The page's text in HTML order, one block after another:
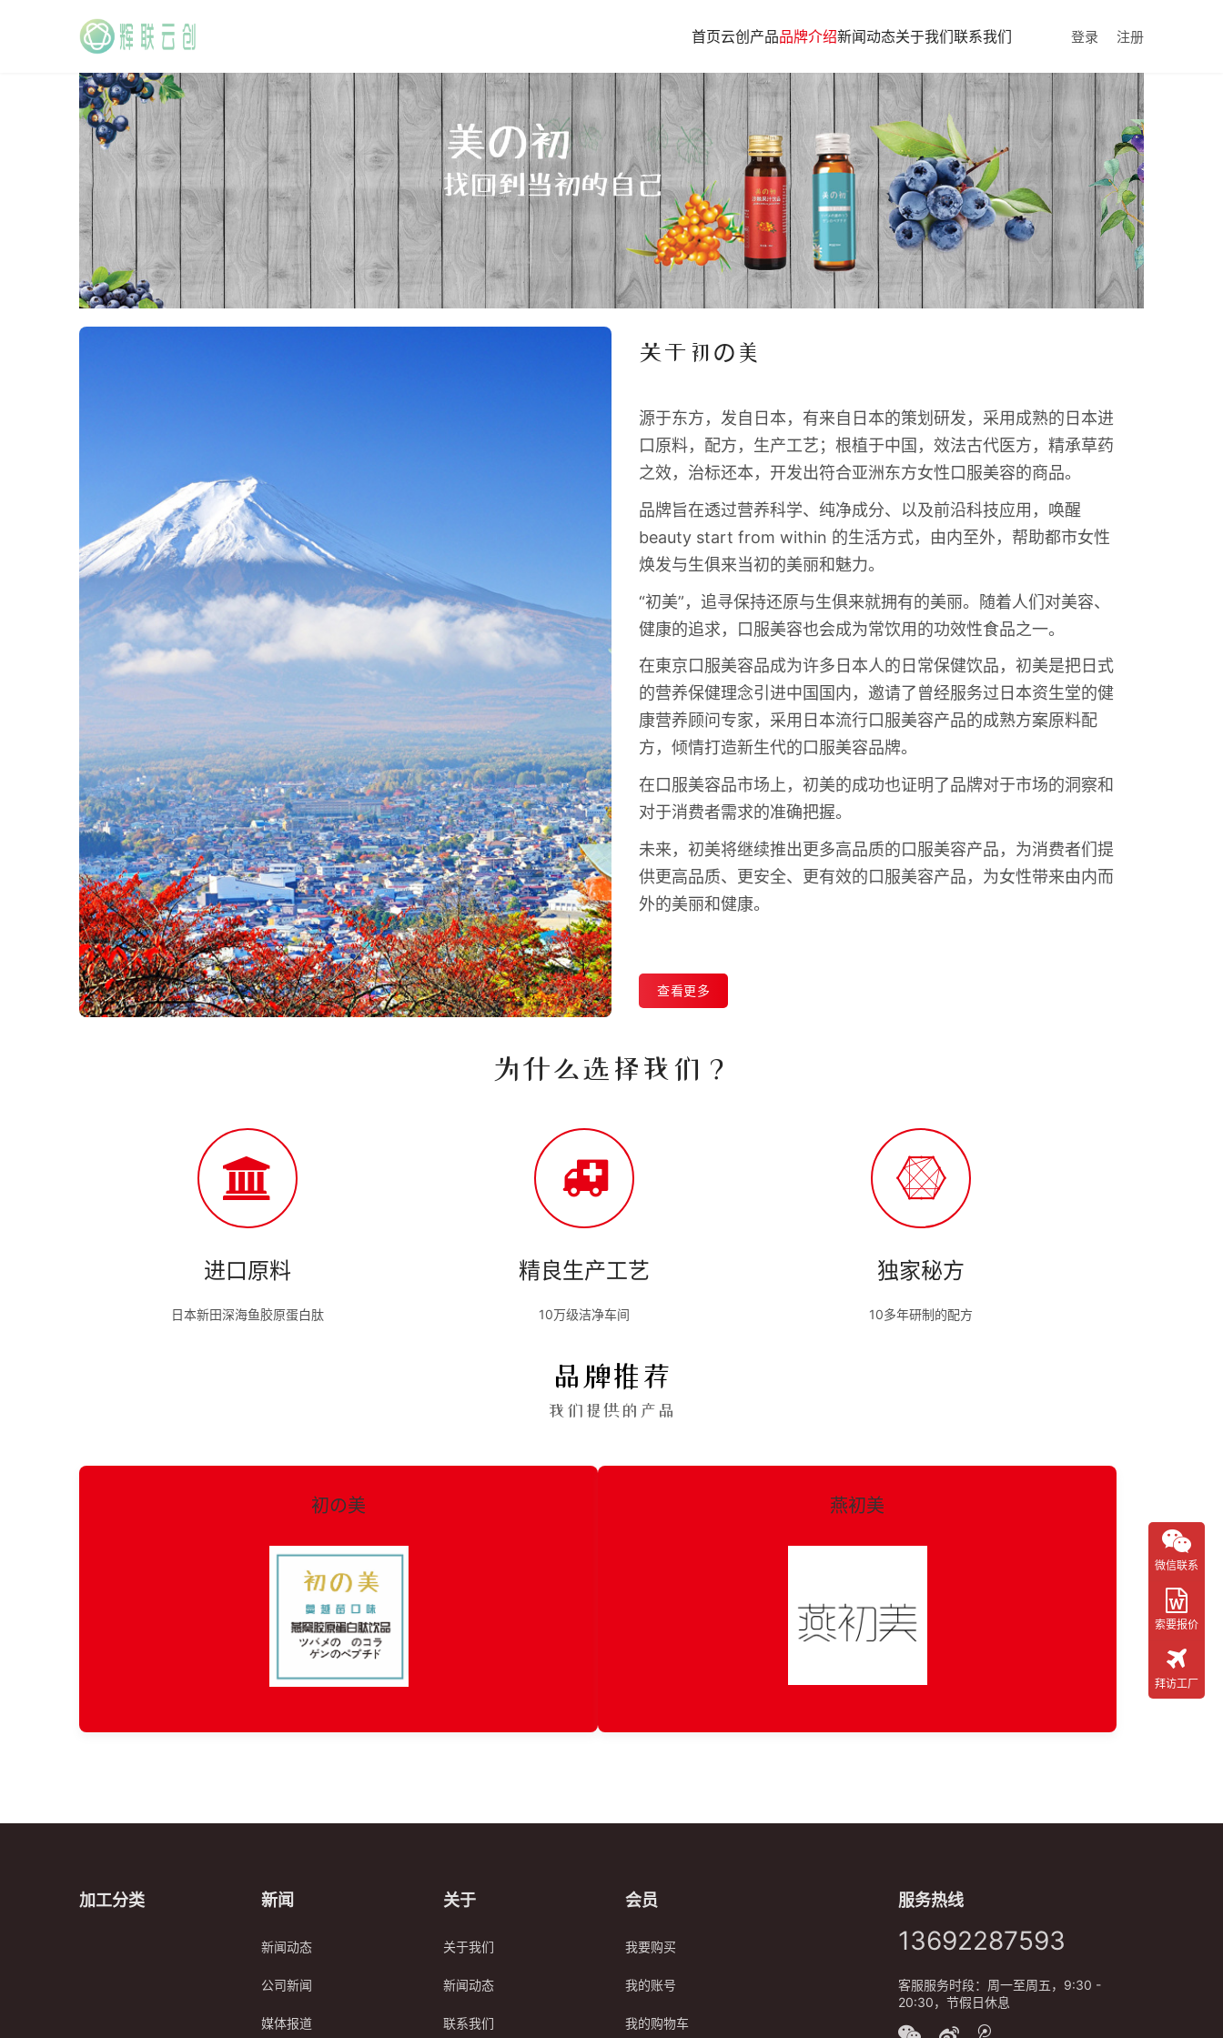
首页云创产品品牌介绍新闻动态关于我们联系我们 登录 注册
关于初の美
源于东方，发自日本，有来自日本的策划研发，采用成熟的日本进
口原料，配方，生产工艺；根植于中国，效法古代医方，精承草药
之效，治标还本，开发出符合亚洲东方女性口服美容的商品。
品牌旨在透过营养科学、纯净成分、以及前沿科技应用，唤醒
beauty start from within 的生活方式，由内至外，帮助都市女性
焕发与生俱来当初的美丽和魅力。
“初美”，追寻保持还原与生俱来就拥有的美丽。随着人们对美容、
健康的追求，口服美容也会成为常饮用的功效性食品之一。
在東京口服美容品成为许多日本人的日常保健饮品，初美是把日式
的营养保健理念引进中国国内，邀请了曾经服务过日本资生堂的健
康营养顾问专家，采用日本流行口服美容产品的成熟方案原料配
方，倾情打造新生代的口服美容品牌。
在口服美容品市场上，初美的成功也证明了品牌对于市场的洞察和
对于消费者需求的准确把握。
未来，初美将继续推出更多高品质的口服美容产品，为消费者们提
供更高品质、更安全、更有效的口服美容产品，为女性带来由内而
外的美丽和健康。
查看更多
为什么选择我们？
进口原料
日本新田深海鱼胶原蛋白肽
精良生产工艺
10万级洁净车间
独家秘方
10多年研制的配方
品牌推荐
我们提供的产品
初の美 燕初美
加工分类 新闻
新闻动态
公司新闻
媒体报道
关于
关于我们
新闻动态
联系我们
会员
我要购买
我的账号
我的购物车
服务热线
13692287593
客服服务时段：周一至周五，9:30 -
20:30，节假日休息
微信联系
索要报价
拜访工厂